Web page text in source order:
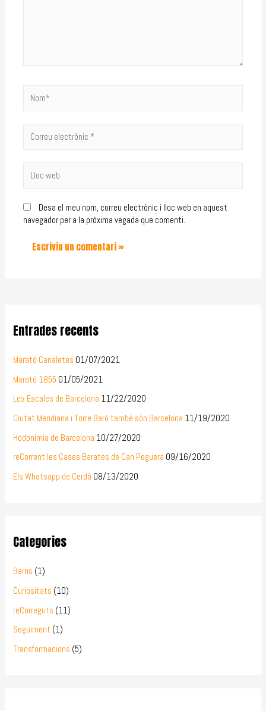
Desa el meu nom, correu electrònic i lloc web en aquest
navegador per a la pròxima vegada que comenti.
Entrades recents
Marató Canaletes 01/07/2021
Marató 1855 01/05/2021
Les Escales de Barcelona 11/22/2020
Ciutat Meridiana i Torre Baró també són Barcelona 11/19/2020
Hodonímia de Barcelona 10/27/2020
reCorrent les Cases Barates de Can Peguera 09/16/2020
Els Whatsapp de Cerdà 08/13/2020
Categories
Barris (1)
Curiositats (10)
reCorreguts (11)
Seguiment (1)
Transformacions (5)